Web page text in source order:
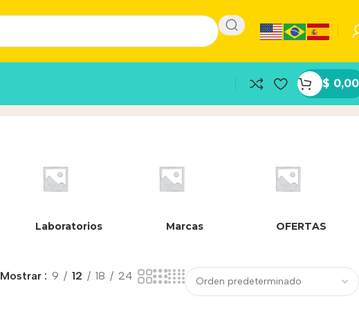
$ 0,00
Laboratorios Marcas OFERTAS
Mostrar 9 12 18 24